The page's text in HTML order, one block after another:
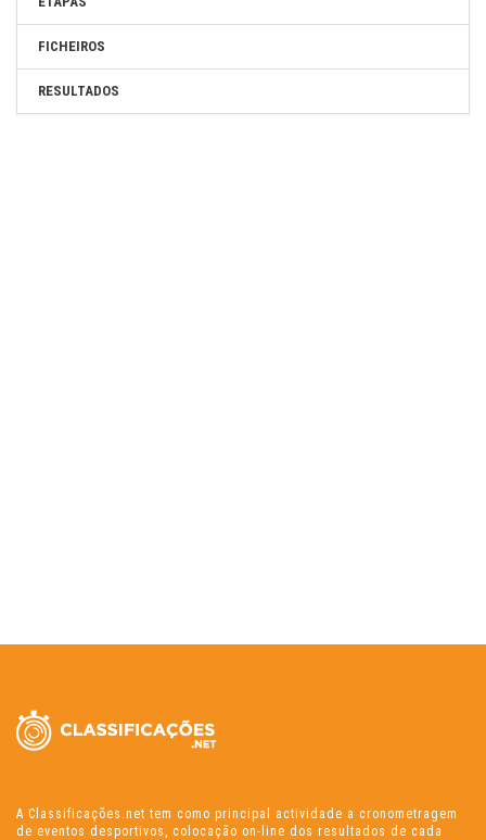
FICHEIROS
RESULTADOS
A Classificações.net tem como principal actividade a cronometragem
de eventos desportivos, colocação on-line dos resultados de cada